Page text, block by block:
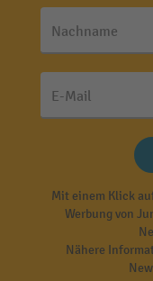
Nachname
E-Mail
Mit einem Klick
Werbung von
Nähere